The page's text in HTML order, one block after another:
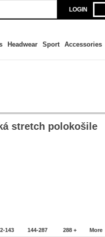
LOGIN
Headwear Sport Accessories
stretch polokošile
143 144-287 288 + More